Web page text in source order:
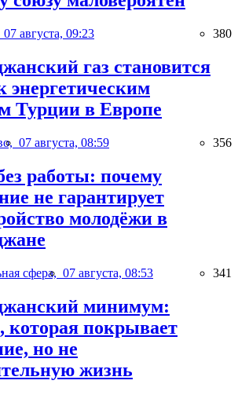
07 августа, 09:23 380
газ становится
энергетическим
Турции в Европе
07 августа, 08:59 356
работы: почему
не гарантирует
молодёжи в
сфера, 07 августа, 08:53 341
минимум:
которая покрывает
но не
жизнь